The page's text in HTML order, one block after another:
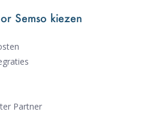
Semso kiezen
Partner